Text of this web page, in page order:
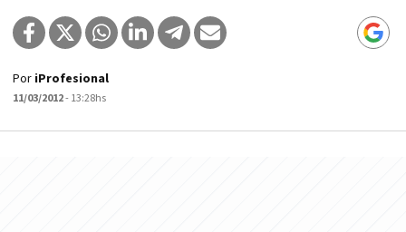
Por iProfesional
11/03/2012- 13:28hs